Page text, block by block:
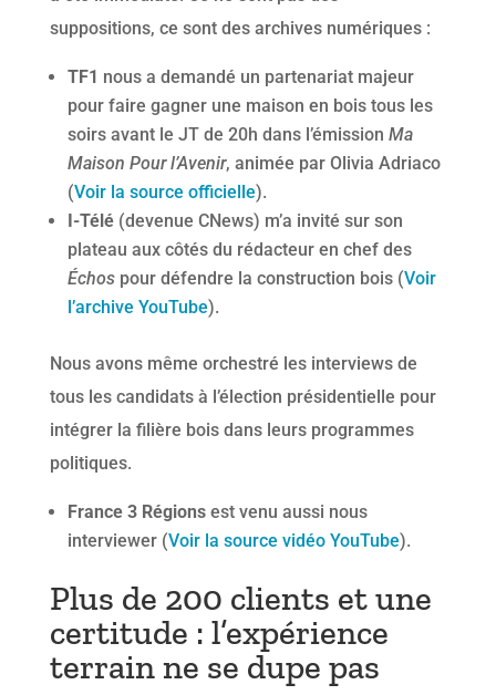
suppositions, ce sont des archives numériques :
TF1 nous a demandé un partenariat majeur
pour faire gagner une maison en bois tous les
soirs avant le JT de 20h dans l’émission Ma
Maison Pour l’Avenir, animée par Olivia Adriaco
(Voir la source officielle).
I-Télé(devenue CNews) m’a invité sur son
plateau aux côtés du rédacteur en chef des
Échospour défendre la construction bois (Voir
l’archive YouTube).
Nous avons même orchestré les interviews de
tous les candidats à l’élection présidentielle pour
intégrer la filière bois dans leurs programmes
politiques.
France 3 Régionsest venu aussi nous
interviewer (Voir la source vidéo YouTube).
Plus de 200 clients et une
certitude : l’expérience
terrain ne se dupe pas